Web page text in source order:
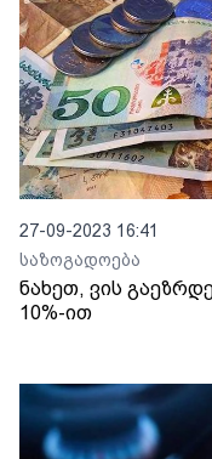
27-09-2023 16:41
საზოგადოება
ნახეთ, ვის
10%-ით